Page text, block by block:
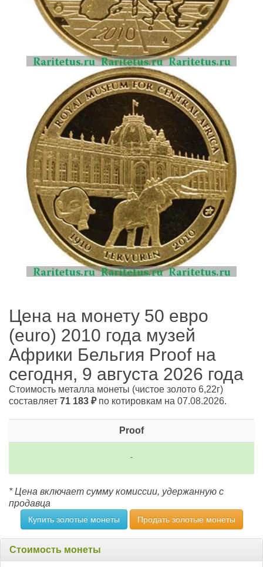
Цена на монету 50 евро
(euro) 2010 года музей
Африки Бельгия Proof на
сегодня, 9 августа 2026 года
Стоимость металла монеты (чистое золото 6,22г)
составляет 71 183 ₽по котировкам на 07.08.2026.
Proof
-
* Цена включает сумму комиссии, удержанную с
продавца
Купить золотые монеты Продать золотые монеты
Стоимость монеты